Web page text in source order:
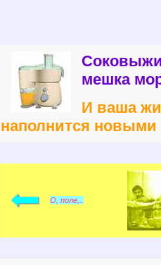
мешка
И ваша
наполнится
О, поле,..